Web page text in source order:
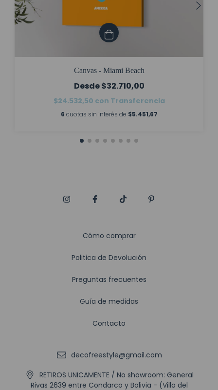
Canvas - Miami Beach
$32.710,00
$24.532,50 con Transferencia
6 cuotas sin interés de $5.451,67
Cómo comprar
Politica de Devolución
Preguntas frecuentes
Guía de medidas
Contacto
decofreestyle@gmail.com
RETIROS UNICAMENTE / No showroom: General
Rivas 2639 entre Condarco y Bolivia - (Villa del